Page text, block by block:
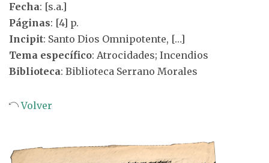
Fecha: [s.a.]
Páginas: [4] p.
Incipit: Santo Dios Omnipotente, […]
Tema específico: Atrocidades; Incendios
Biblioteca: Biblioteca Serrano Morales
Volver